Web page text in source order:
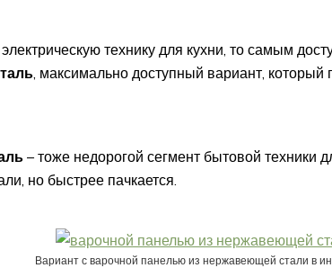
технику для кухни, то самым
, максимально доступный вариант,
– тоже недорогой сегмент бытовой техники
но быстрее пачкается.
Вариант с варочной панелью из нержавеющей стали в